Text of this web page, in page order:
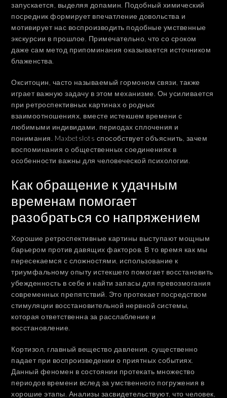
запускается, выделяя допамин. Подобный химический
посредник формирует впечатление довольства и
мотивирует нас воспроизводить подобные умственные
экскурсии в прошлое. Примечательно, что со сроком
даже сам метод припоминания оказывается источником
блаженства.
Окситоцин, часто называемый гормоном связи, также
играет важную задачу в этом механизме. Он усиливается
при ретроспективных картинах о родных
взаимоотношениях, вместе истекшем времени с
любимыми индивидами, периодах сплочения и
понимания. Maxbetslots способствует объяснить, зачем
воспоминания о общественных соединениях в
особенности важны для человеческой психологии.
Как обращение к удачным
временам помогает
разобраться со напряжением
Хорошие ретроспективные картины выступают мощным
барьером против давящих факторов. В то время как мы
пересекаемся с сложностями, использование к
триумфальному опыту истекшего помогает восстановить
убежденность в себе и найти запасы для превозмогания
современных препятствий. Это протекает посредством
стимуляции восстановительной нервной системы,
которая ответственна за расслабление и
восстановление.
Кортизол, главный вещество давления, существенно
падает при воспроизведении о приятных событиях.
Данный феномен в состоянии протекать множество
периодов времени вслед за умственного погружения в
хорошие этапы. Анализы засвидетельствуют, что человек,